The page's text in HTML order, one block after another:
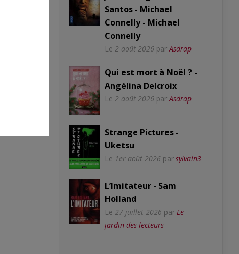
Santos - Michael
Connelly - Michael
Connelly
Le 2 août 2026 par Asdrap
Qui est mort à Noël ? -
Angélina Delcroix
Le 2 août 2026 par Asdrap
Strange Pictures -
Uketsu
Le 1er août 2026 par sylvain3
L’Imitateur - Sam
Holland
Le 27 juillet 2026 par Le
jardin des lecteurs